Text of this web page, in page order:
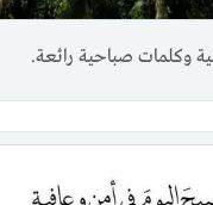
وكلمات صباحية رائعة.